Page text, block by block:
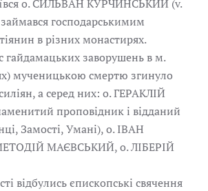
о. СИЛЬВАН КУРЧИНСЬКИЙ (v.
господарськимим
в різних монастирях.
гайдамацьких заворушень в м.
мученицькою смертю згинуло
а серед них: о. ГЕРАКЛІЙ
проповідник і відданий
Замості, Умані), о. ІВАН
МАЄВСЬКИЙ, о. ЛІБЕРІЙ
відбулись єпископські свячення